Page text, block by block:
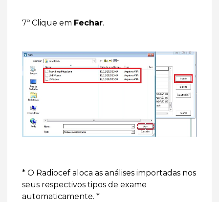
7º Clique em Fechar.
* O Radiocef aloca as análises importadas nos
seus respectivos tipos de exame
automaticamente. *